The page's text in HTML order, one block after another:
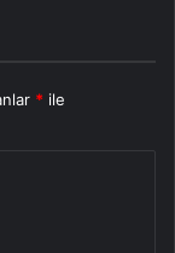
* ile